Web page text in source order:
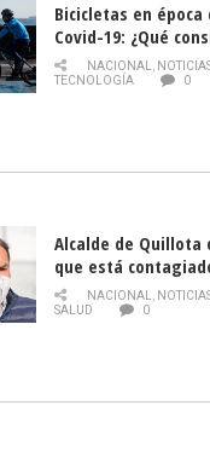
Bicicletas en época
Covid-19: ¿Qué
momento de
NACIONAL,
TECNOLOGÍA
0
Alcalde de Quillota
que está
COVID-19
NACIONAL,
SALUD
0